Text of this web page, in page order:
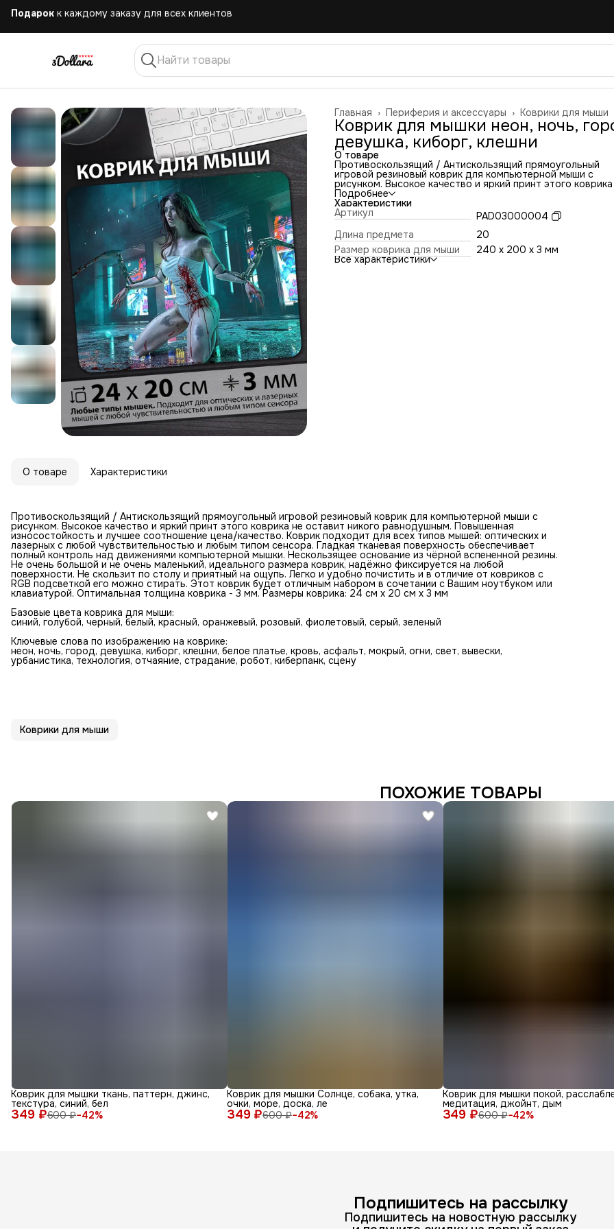
Бесплатная доставка при заказе от 10.000 руб.
Коврики для мыши
Периферия и аксессуары ›
Главная ›
Коврик для мышки неон, ночь,
девушка, киборг, клешни
О товаре
Противоскользящий / Антискользящий прямоугольный
игровой резиновый коврик для компьютерной мыши с
рисунком. Высокое качество и яркий принт этого коврика
оставит никого равнодушным. Повышенная
и лучшее соотношение цена/качество. Коврик подходит
всех типов мышей: оптических и лазерных с любой
чувствительностью и любым типом сенсора. Гладкая
тканевая поверхность обеспечивает полный контроль над
движениями компьютерной мышки. Нескользящее
из чёрной вспененной резины. Не очень большой и не
маленький, идеального размера коврик, надёжно
Подробнее
Характеристики
Артикул
PAD03000004
Длина предмета
20
Размер коврика для мыши
240 x 200 x 3 мм
Все характеристики
О товаре Характеристики
Противоскользящий / Антискользящий прямоугольный игровой резиновый коврик для компьютерной мыши с
рисунком. Высокое качество и яркий принт этого коврика не оставит никого равнодушным. Повышенная
износостойкость и лучшее соотношение цена/качество. Коврик подходит для всех типов мышей: оптических и
лазерных с любой чувствительностью и любым типом сенсора. Гладкая тканевая поверхность обеспечивает
полный контроль над движениями компьютерной мышки. Нескользящее основание из чёрной вспененной резины.
Не очень большой и не очень маленький, идеального размера коврик, надёжно фиксируется на любой
поверхности. Не скользит по столу и приятный на ощупь. Легко и удобно почистить и в отличие от ковриков с
RGB подсветкой его можно стирать. Этот коврик будет отличным набором в сочетании с Вашим ноутбуком или
клавиатурой. Оптимальная толщина коврика - 3 мм. Размеры коврика: 24 см x 20 см x 3 мм
Базовые цвета коврика для мыши:
синий, голубой, черный, белый, красный, оранжевый, розовый, фиолетовый, серый, зеленый
Ключевые слова по изображению на коврике:
неон, ночь, город, девушка, киборг, клешни, белое платье, кровь, асфальт, мокрый, огни, свет, вывески,
урбанистика, технология, отчаяние, страдание, робот, киберпанк, сцену
Коврики для мыши
ПОХОЖИЕ ТОВАРЫ
349 ₽600 ₽−42%
Коврик для мышки ткань, паттерн, джинс,
текстура, синий, бел
349 ₽600 ₽−42%
Коврик для мышки Солнце, собака, утка,
очки, море, доска, ле
349 ₽600 ₽−42%
Коврик для мышки покой,
медитация, джойнт, дым
Подпишитесь на рассылку
Подпишитесь на новостную рассылку